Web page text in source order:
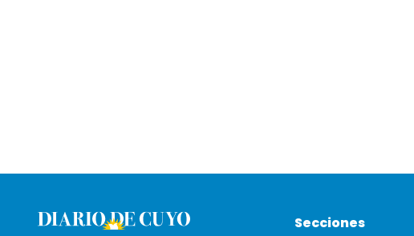
Secciones